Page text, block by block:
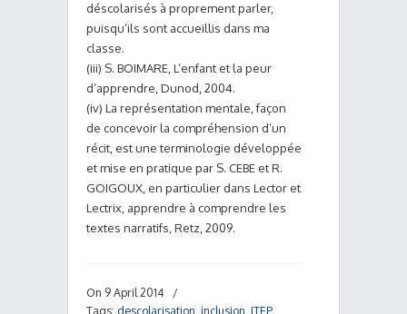
déscolarisés à proprement parler,
puisqu’ils sont accueillis dans ma
classe.
(iii) S. BOIMARE, L’enfant et la peur
d’apprendre, Dunod, 2004.
(iv) La représentation mentale, façon
de concevoir la compréhension d’un
récit, est une terminologie développée
et mise en pratique par S. CEBE et R.
GOIGOUX, en particulier dans Lector et
Lectrix, apprendre à comprendre les
textes narratifs, Retz, 2009.
On 9 April 2014
/
Tags: descolarisation inclusion ITEP